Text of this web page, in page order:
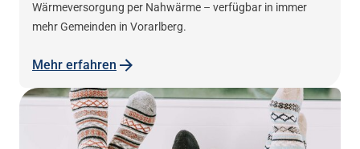
Wärmeversorgung per Nahwärme – verfügbar in immer
mehr Gemeinden in Vorarlberg.
Mehr erfahren